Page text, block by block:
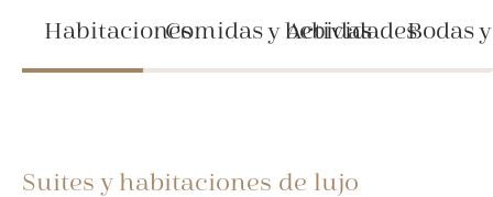
HabitacionesComidas y bebidas
ActividadesBodas
Suites y habitaciones de lujo